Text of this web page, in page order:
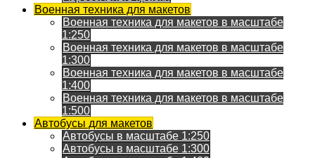
Военная техника для макетов
Военная техника для макетов в масштабе
1:250
Военная техника для макетов в масштабе
1:300
Военная техника для макетов в масштабе
1:400
Военная техника для макетов в масштабе
1:500
Автобусы для макетов
Автобусы в масштабе 1:250
Автобусы в масштабе 1:300